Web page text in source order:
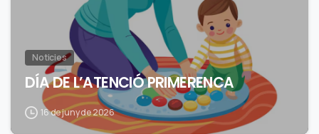
Noticies
DÍA DE L’ATENCIÓ PRIMERENCA
16 de juny de 2026